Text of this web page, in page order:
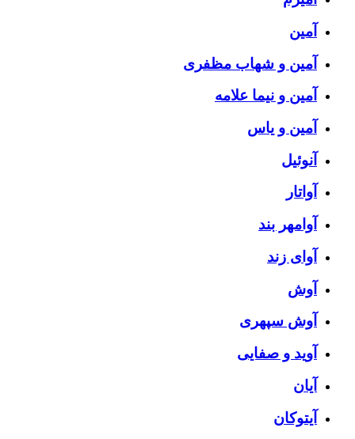
آمین
آمین و شهاب مظفری
آمین و نیما علامه
آمین و یاس
آنوئیل
آواتار
آوامهر بند
آوای زند
آوش
آوش سپهری
آوید و صفایی
آیان
آیتوکان